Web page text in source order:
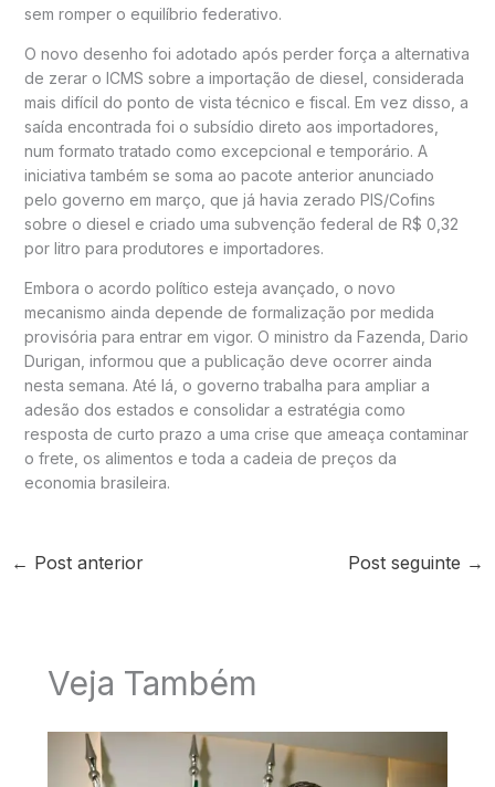
sem romper o equilíbrio federativo.
O novo desenho foi adotado após perder força a alternativa
de zerar o ICMS sobre a importação de diesel, considerada
mais difícil do ponto de vista técnico e fiscal. Em vez disso, a
saída encontrada foi o subsídio direto aos importadores,
num formato tratado como excepcional e temporário. A
iniciativa também se soma ao pacote anterior anunciado
pelo governo em março, que já havia zerado PIS/Cofins
sobre o diesel e criado uma subvenção federal de R$ 0,32
por litro para produtores e importadores.
Embora o acordo político esteja avançado, o novo
mecanismo ainda depende de formalização por medida
provisória para entrar em vigor. O ministro da Fazenda, Dario
Durigan, informou que a publicação deve ocorrer ainda
nesta semana. Até lá, o governo trabalha para ampliar a
adesão dos estados e consolidar a estratégia como
resposta de curto prazo a uma crise que ameaça contaminar
o frete, os alimentos e toda a cadeia de preços da
economia brasileira.
← Post anterior Post seguinte →
Veja Também